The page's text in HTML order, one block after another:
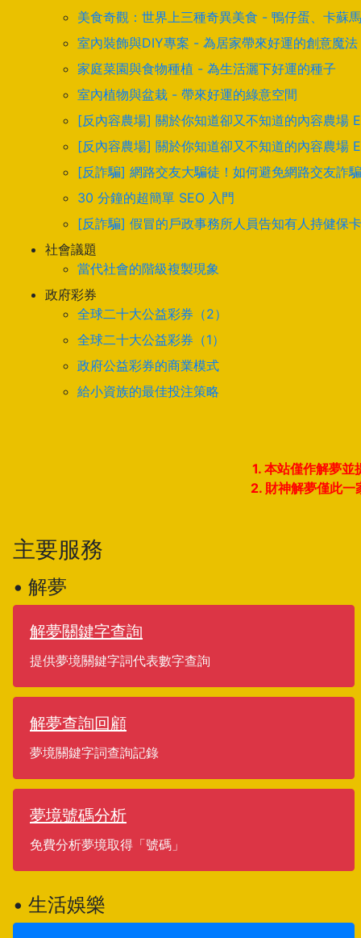
美食奇觀：世界上三種奇異美食 - 鴨仔蛋、卡蘇
室內裝飾與DIY專案 - 為居家帶來好運的創意魔法
家庭菜園與食物種植 - 為生活灑下好運的種子
室內植物與盆栽 - 帶來好運的綠意空間
[反內容農場] 關於你知道卻又不知道的內容農場
[反內容農場] 關於你知道卻又不知道的內容農場
[反詐騙] 網路交友大騙徒！如何避免網路交友詐
30 分鐘的超簡單 SEO 入門
[反詐騙] 假冒的戶政事務所人員告知有人持健保
社會議題
當代社會的階級複製現象
政府彩券
全球二十大公益彩券（2）
全球二十大公益彩券（1）
政府公益彩券的商業模式
給小資族的最佳投注策略
1. 本站僅作解夢並
2. 財神解夢僅此一
主要服務
• 解夢
解夢關鍵字查詢
提供夢境關鍵字詞代表數字查詢
解夢查詢回顧
夢境關鍵字詞查詢記錄
夢境號碼分析
免費分析夢境取得「號碼」
• 生活娛樂